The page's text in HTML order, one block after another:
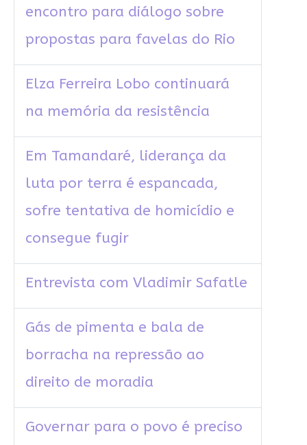
encontro para diálogo sobre
propostas para favelas do Rio
Elza Ferreira Lobo continuará
na memória da resistência
Em Tamandaré, liderança da
luta por terra é espancada,
sofre tentativa de homicídio e
consegue fugir
Entrevista com Vladimir Safatle
Gás de pimenta e bala de
borracha na repressão ao
direito de moradia
Governar para o povo é preciso